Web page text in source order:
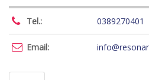
Tel.: 0389270401
Email: